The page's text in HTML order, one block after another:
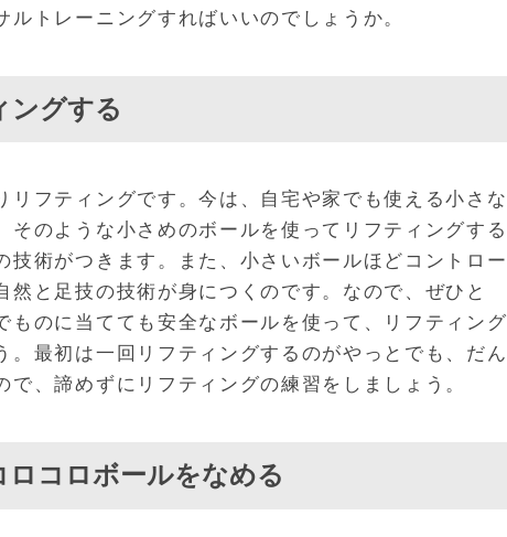
ルトレーニングすればいいのでしょうか。
ングする
リフティングです。今は、自宅や家でも使える小さな
そのような小さめのボールを使ってリフティングする
技術がつきます。また、小さいボールほどコントロー
然と足技の技術が身につくのです。なので、ぜひと
ものに当てても安全なボールを使って、リフティング
。最初は一回リフティングするのがやっとでも、だん
で、諦めずにリフティングの練習をしましょう。
ロコロボールをなめる